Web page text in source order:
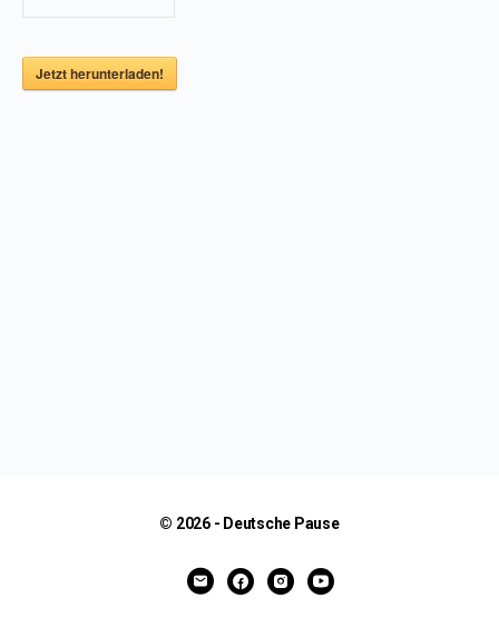
Jetzt herunterladen!
© 2026 - Deutsche Pause